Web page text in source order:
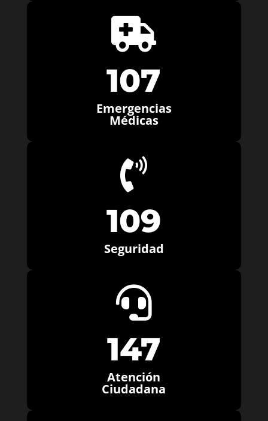

107
Emergencias
Médicas

109
Seguridad

147
Atención
Ciudadana